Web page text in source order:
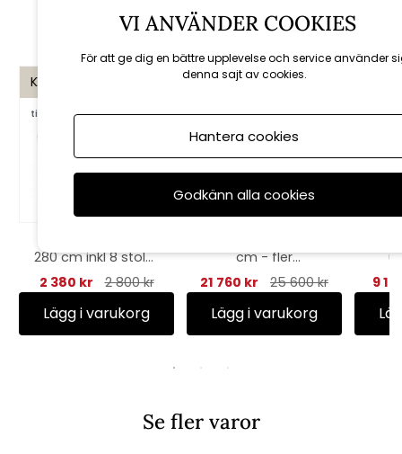
Rekommenderade tillbehör
KAMPANJ
till 16/8
280 cm inkl 8 stolar
- black
2 380 kr 2 800 kr
Lägg i varukorg
KAMPANJ
cm - fler
utföranden
21 760 kr 25 600 kr
Lägg i varukorg
till 16/8
9
Se fler varor
VI ANVÄNDER COOKIES
För att ge dig en bättre upplevelse och service använder
denna sajt av cookies.
Hantera cookies
Godkänn alla cookies